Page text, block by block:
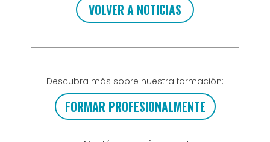
VOLVER A NOTICIAS
Descubra más sobre nuestra formación:
FORMAR PROFESIONALMENTE